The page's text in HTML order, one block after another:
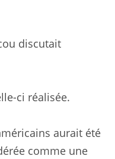
discutait
ci réalisée.
aurait été
comme une